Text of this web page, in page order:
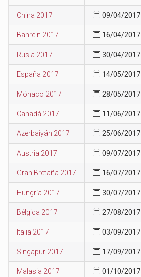
China 2017 09/04/2017
Bahrein 2017 16/04/2017
Rusia 2017 30/04/2017
España 2017 14/05/2017
Mónaco 2017 28/05/2017
Canadá 2017 11/06/2017
Azerbaiyán 2017 25/06/2017
Austria 2017 09/07/2017
Gran Bretaña 2017 16/07/2017
Hungría 2017 30/07/2017
Bélgica 2017 27/08/2017
Italia 2017 03/09/2017
Singapur 2017 17/09/2017
Malasia 2017 01/10/2017